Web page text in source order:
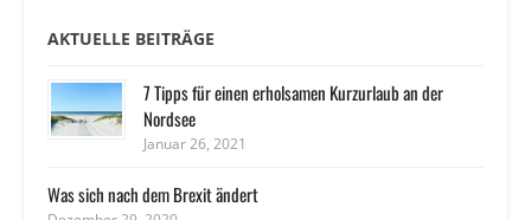
AKTUELLE BEITRÄGE
7 Tipps für einen erholsamen Kurzurlaub an der
Nordsee
Januar 26, 2021
Was sich nach dem Brexit ändert